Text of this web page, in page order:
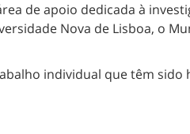
de apoio dedicada à
Nova de Lisboa, o
individual que têm